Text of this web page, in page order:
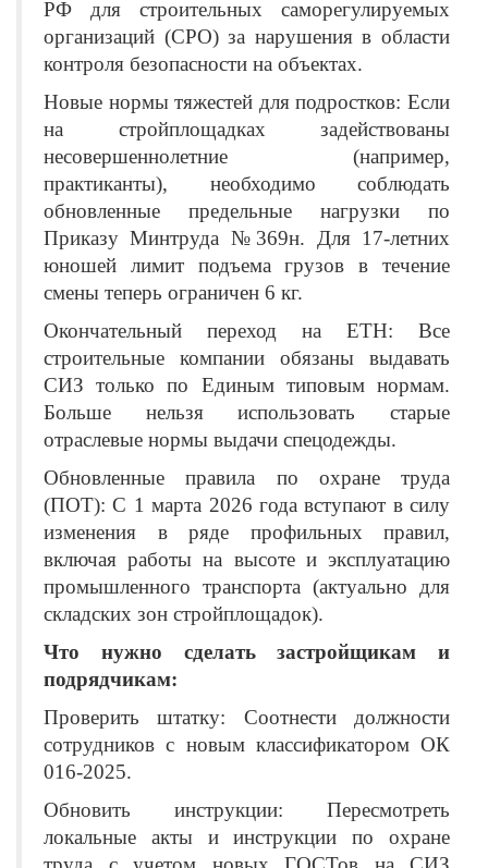
РФ для строительных саморегулируемых
организаций (СРО) за нарушения в области
контроля безопасности на объектах.
Новые нормы тяжестей для подростков: Если
на стройплощадках задействованы
несовершеннолетние (например,
практиканты), необходимо соблюдать
обновленные предельные нагрузки по
Приказу Минтруда №369н. Для 17-летних
юношей лимит подъема грузов в течение
смены теперь ограничен 6 кг.
Окончательный переход на ЕТН: Все
строительные компании обязаны выдавать
СИЗ только по Единым типовым нормам.
Больше нельзя использовать старые
отраслевые нормы выдачи спецодежды.
Обновленные правила по охране труда
(ПОТ): С 1 марта 2026 года вступают в силу
изменения в ряде профильных правил,
включая работы на высоте и эксплуатацию
промышленного транспорта (актуально для
складских зон стройплощадок).
Что нужно сделать застройщикам и
подрядчикам:
Проверить штатку: Соотнести должности
сотрудников с новым классификатором ОК
016-2025.
Обновить инструкции: Пересмотреть
локальные акты и инструкции по охране